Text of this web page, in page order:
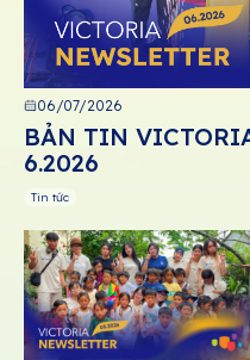
06/07/2026
BẢN TIN
6.2026
Tin tức